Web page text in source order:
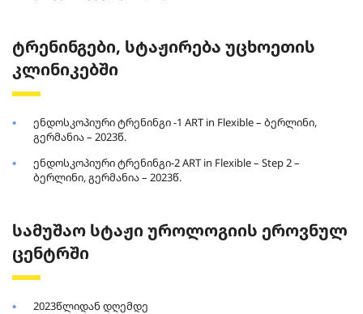
ტრენინგები, სტაჟირება უცხოეთის
კლინიკებში
ენდოსკოპიური ტრენინგი -1 ART in Flexible – ბერლინი,
გერმანია – 2023წ.
ენდოსკოპიური ტრენინგი-2 ART in Flexible – Step 2 –
ბერლინი, გერმანია – 2023წ.
სამუშაო სტაჟი უროლოგიის ეროვნულ
ცენტრში
2023წლიდან დღემდე